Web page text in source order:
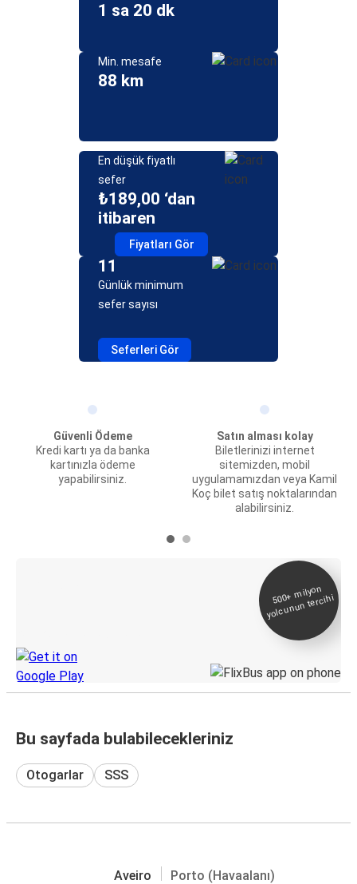
1 sa 20 dk
Min. mesafe
88 km
En düşük fiyatlı
sefer
₺189,00 ‘dan
itibaren
Fiyatları Gör
11
Günlük minimum
sefer sayısı
Seferleri Gör
Güvenli Ödeme
Kredi kartı ya da banka
kartınızla ödeme
yapabilirsiniz.
Satın alması kolay
Biletlerinizi internet
sitemizden, mobil
uygulamamızdan veya Kamil
Koç bilet satış noktalarından
alabilirsiniz.
500+
milyon
yolcunun tercihi
Bu sayfada bulabilecekleriniz
Otogarlar SSS
Aveiro Porto (Havaalanı)